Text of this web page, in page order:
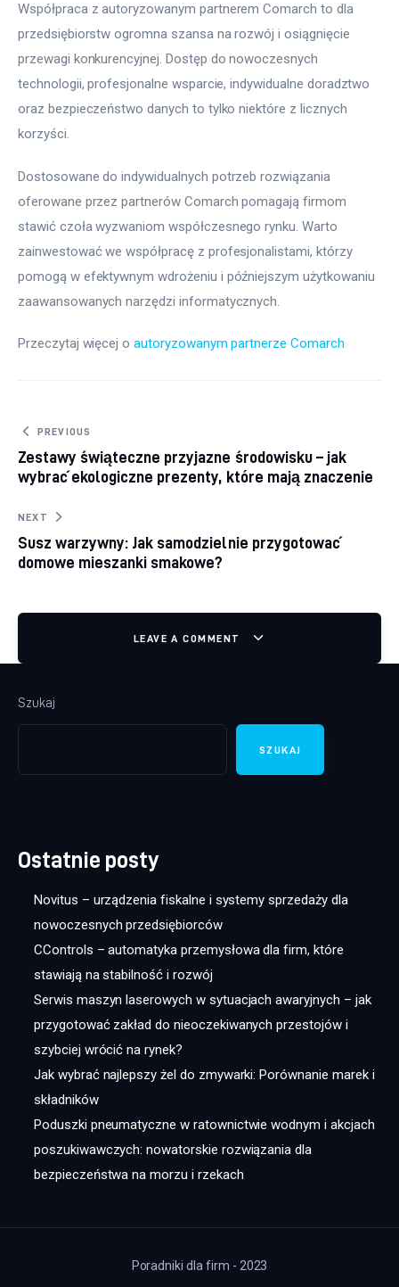
Współpraca z autoryzowanym partnerem Comarch to dla
przedsiębiorstw ogromna szansa na rozwój i osiągnięcie
przewagi konkurencyjnej. Dostęp do nowoczesnych
technologii, profesjonalne wsparcie, indywidualne doradztwo
oraz bezpieczeństwo danych to tylko niektóre z licznych
korzyści.
Dostosowane do indywidualnych potrzeb rozwiązania
oferowane przez partnerów Comarch pomagają firmom
stawić czoła wyzwaniom współczesnego rynku. Warto
zainwestować we współpracę z profesjonalistami, którzy
pomogą w efektywnym wdrożeniu i późniejszym użytkowaniu
zaawansowanych narzędzi informatycznych.
Przeczytaj więcej o autoryzowanym partnerze Comarch
Nawigacja wpisu
PREVIOUS
Zestawy świąteczne przyjazne środowisku – jak
wybrać ekologiczne prezenty, które mają znaczenie
NEXT
Susz warzywny: Jak samodzielnie przygotować
domowe mieszanki smakowe?
LEAVE A COMMENT
Szukaj
SZUKAJ
Ostatnie posty
Novitus – urządzenia fiskalne i systemy sprzedaży dla
nowoczesnych przedsiębiorców
CControls – automatyka przemysłowa dla firm, które
stawiają na stabilność i rozwój
Serwis maszyn laserowych w sytuacjach awaryjnych – jak
przygotować zakład do nieoczekiwanych przestojów i
szybciej wrócić na rynek?
Jak wybrać najlepszy żel do zmywarki: Porównanie marek i
składników
Poduszki pneumatyczne w ratownictwie wodnym i akcjach
poszukiwawczych: nowatorskie rozwiązania dla
bezpieczeństwa na morzu i rzekach
Poradniki dla firm - 2023